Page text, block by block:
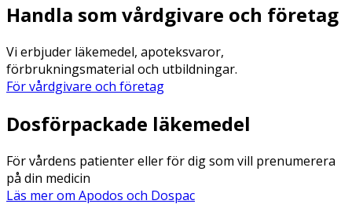
Handla som vårdgivare och företag
Vi erbjuder läkemedel, apoteksvaror,
förbrukningsmaterial och utbildningar.
För vårdgivare och företag
Dosförpackade läkemedel
För vårdens patienter eller för dig som vill prenumerera
på din medicin
Läs mer om Apodos och Dospac